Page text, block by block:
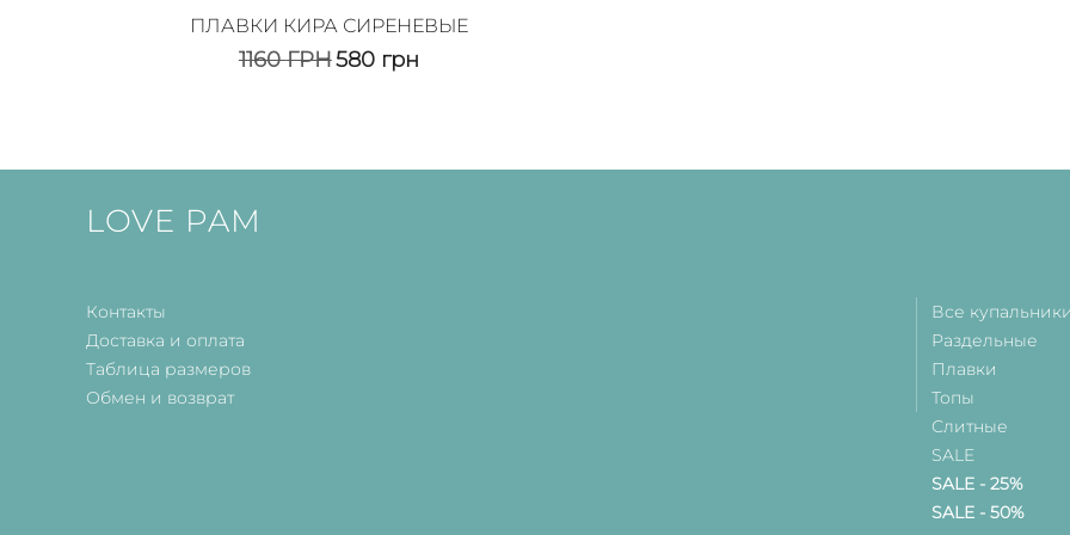
ПЛАВКИ КИРА СИРЕНЕВЫЕ
1160ГРН580 грн
LOVE PAM
Контакты
Доставка и оплата
Таблица размеров
Обмен и возврат
Все
Раздельные
Плавки
Топы
Слитные
SALE
SALE - 25%
SALE - 50%